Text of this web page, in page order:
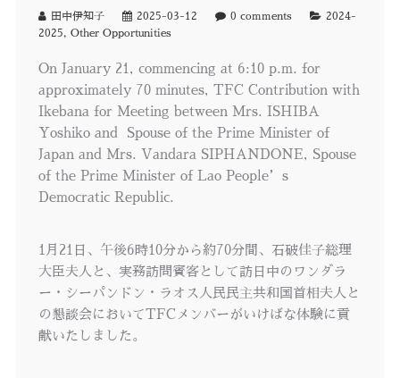
田中伊知子 2025-03-12 0 comments
2024-
2025, Other Opportunities
On January 21, commencing at 6:10 p.m. for
approximately 70 minutes, TFC Contribution with
Ikebana for Meeting between Mrs. ISHIBA
Yoshiko and Spouse of the Prime Minister of
Japan and Mrs. Vandara SIPHANDONE, Spouse
of the Prime Minister of Lao People’s
Democratic Republic.
1月21日、午後6時10分から約70分間、石破佳子総理
大臣夫人と、実務訪問賓客として訪日中のワンダラ
ー・シーパンドン・ラオス人民民主共和国首相夫人と
の懇談会においてTFCメンバーがいけばな体験に貢
献いたしました。